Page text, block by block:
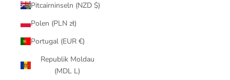
Pitcairninseln (NZD $)
Polen (PLN zł)
Portugal (EUR €)
Republik Moldau
(MDL L)